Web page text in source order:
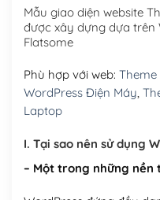
Hosting 2GB SSD
Hosting 5GB SSD (1
Hosting 8GB SSD (1
Mẫu giao diện website
được xây dựng dựa trên
Flatsome
Phù hợp với web: Theme
WordPress Điện Máy
Laptop
I. Tại sao nên sử dụng
– Một trong những nền